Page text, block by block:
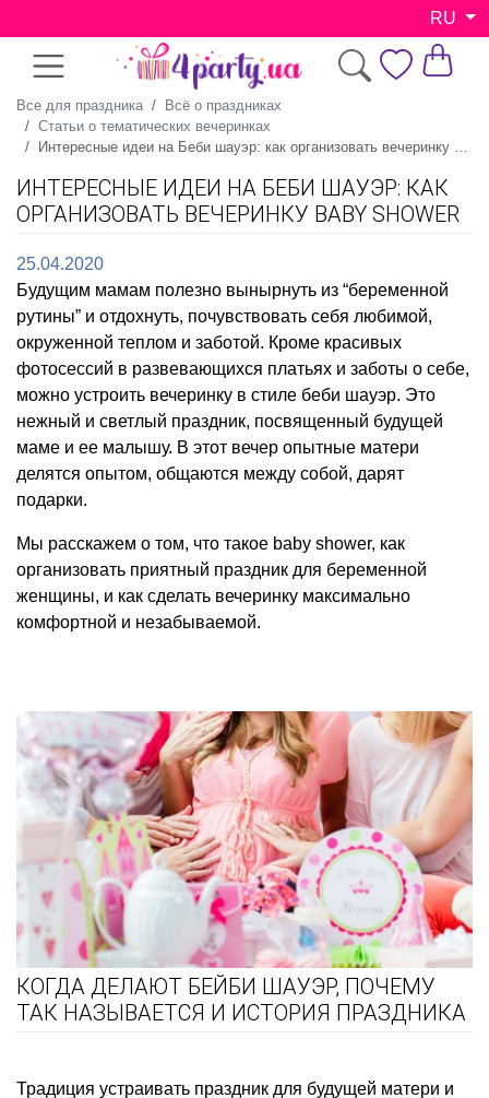
RU
Все для праздника
Всё о праздниках
Статьи о тематических вечеринках
Интересные идеи на Беби шауэр: как организовать вечеринку Baby shower
ИНТЕРЕСНЫЕ ИДЕИ НА БЕБИ ШАУЭР: КАК
ОРГАНИЗОВАТЬ ВЕЧЕРИНКУ BABY SHOWER
25.04.2020
Будущим мамам полезно вынырнуть из “беременной
рутины” и отдохнуть, почувствовать себя любимой,
окруженной теплом и заботой. Кроме красивых
фотосессий в развевающихся платьях и заботы о себе,
можно устроить вечеринку в стиле беби шауэр. Это
нежный и светлый праздник, посвященный будущей
маме и ее малышу. В этот вечер опытные матери
делятся опытом, общаются между собой, дарят
подарки.
Мы расскажем о том, что такое baby shower, как
организовать приятный праздник для беременной
женщины, и как сделать вечеринку максимально
комфортной и незабываемой.
КОГДА ДЕЛАЮТ БЕЙБИ ШАУЭР, ПОЧЕМУ
ТАК НАЗЫВАЕТСЯ И ИСТОРИЯ ПРАЗДНИКА
Традиция устраивать праздник для будущей матери и